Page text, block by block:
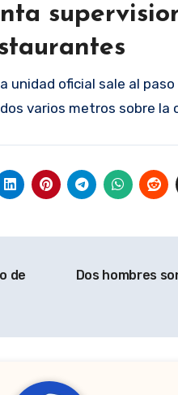
unidad oficial sale al
varios metros sobre
de
Dos hombres